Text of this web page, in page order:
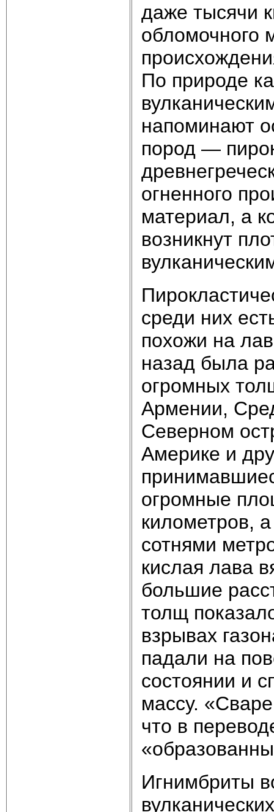
даже тысячи
обломочного
По природе
напоминают
пород —
огненного
мате­риал, а
возникнут
среди них
похожи на
назад была
огромных
Армении,
Северном
Америке и
огромные
километров,
сотнями
кислая лава
большие
толщ
взрывах
падали на
состоянии и
массу.
что в
Игнимбриты